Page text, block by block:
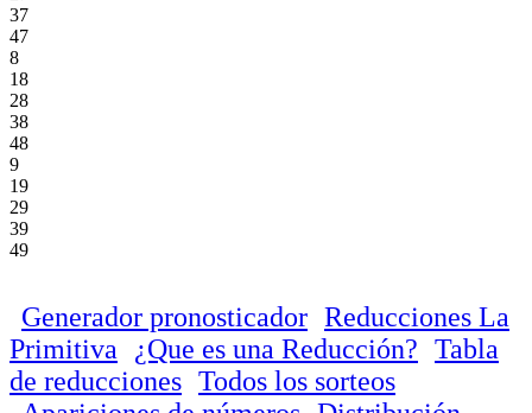
37
47
8
18
28
38
48
9
19
29
39
49
Generador pronosticador Reducciones La
Primitiva
¿Que es una Reducción? Tabla
de reducciones Todos los sorteos